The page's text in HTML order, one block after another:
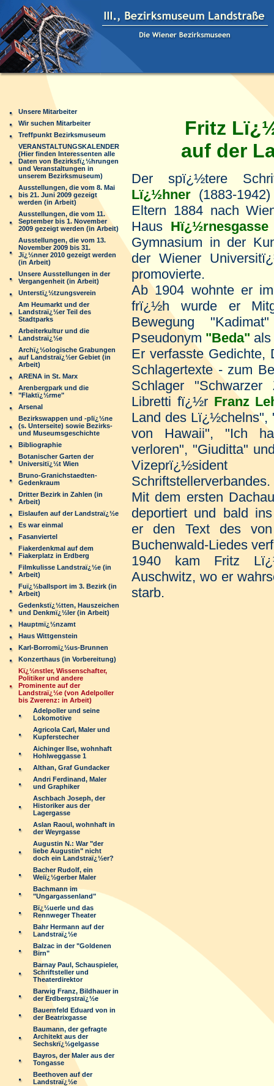
Unsere Mitarbeiter
Wir suchen Mitarbeiter
Treffpunkt Bezirksmuseum
VERANSTALTUNGSKALENDER
(Hier finden Interessenten alle
Daten von Bezirksfï¿½hrungen
und Veranstaltungen in
unserem Bezirksmuseum)
Ausstellungen, die vom 8. Mai
bis 21. Juni 2009 gezeigt
werden (in Arbeit)
Ausstellungen, die vom 11.
September bis 1. November
2009 gezeigt werden (in Arbeit)
Ausstellungen, die vom 13.
November 2009 bis 31.
Jï¿½nner 2010 gezeigt werden
(in Arbeit)
Unsere Ausstellungen in der
Vergangenheit (in Arbeit)
Unterstï¿½tzungsverein
Am Heumarkt und der
Landstraï¿½er Teil des
Stadtparks
Arbeiterkultur und die
Landstraï¿½e
Archï¿½ologische Grabungen
auf Landstraï¿½er Gebiet (in
Arbeit)
ARENA in St. Marx
Arenbergpark und die
"Flaktï¿½rme"
Arsenal
Bezirkswappen und -plï¿½ne
(s. Unterseite) sowie Bezirks-
und Museumsgeschichte
Bibliographie
Botanischer Garten der
Universitï¿½t Wien
Bruno-Granichstaedten-
Gedenkraum
Dritter Bezirk in Zahlen (in
Arbeit)
Eislaufen auf der Landstraï¿½e
Es war einmal
Fasanviertel
Fiakerdenkmal auf dem
Fiakerplatz in Erdberg
Filmkulisse Landstraï¿½e (in
Arbeit)
Fuï¿½ballsport im 3. Bezirk (in
Arbeit)
Gedenkstï¿½tten, Hauszeichen
und Denkmï¿½ler (in Arbeit)
Hauptmï¿½nzamt
Haus Wittgenstein
Karl-Borromï¿½us-Brunnen
Konzerthaus (in Vorbereitung)
Kï¿½nstler, Wissenschafter,
Politiker und andere
Prominente auf der
Landstraï¿½e (von Adelpoller
bis Zwerenz: in Arbeit)
Adelpoller und seine
Lokomotive
Agricola Carl, Maler und
Kupferstecher
Aichinger Ilse, wohnhaft
Hohlweggasse 1
Althan, Graf Gundacker
Andri Ferdinand, Maler
und Graphiker
Aschbach Joseph, der
Historiker aus der
Lagergasse
Aslan Raoul, wohnhaft in
der Weyrgasse
Augustin N.: War "der
liebe Augustin" nicht
doch ein Landstraï¿½er?
Bacher Rudolf, ein
Weiï¿½gerber Maler
Bachmann im
"Ungargassenland"
Bï¿½uerle und das
Rennweger Theater
Bahr Hermann auf der
Landstraï¿½e
Balzac in der "Goldenen
Birn"
Barnay Paul, Schauspieler,
Schriftsteller und
Theaterdirektor
Barwig Franz, Bildhauer in
der Erdbergstraï¿½e
Bauernfeld Eduard von in
der Beatrixgasse
Baumann, der gefragte
Architekt aus der
Sechskrï¿½gelgasse
Bayros, der Maler aus der
Tongasse
Beethoven auf der
Landstraï¿½e
Fritz
auf der
Der spï¿½tere
Lï¿½hner (1883-
Eltern 1884 nach
Haus Hï¿½rnesgasse
Gymnasium in der
der Wiener
promovierte.
Ab 1904 wohnte er
frï¿½h wurde er
Bewegung
Pseudonym "Beda"
Er verfasste Gedichte,
Schlagertexte - zum
Schlager
Libretti fï¿½r Franz
Land des Lï¿½chelns",
von Hawaii", "Ich
verloren", "Giuditta"
Vizeprï¿½sident
Schriftstellerverbandes.
Mit dem ersten
deportiert und bald
er den Text des
Buchenwald-Liedes
1940 kam Fritz
Auschwitz, wo er
starb.